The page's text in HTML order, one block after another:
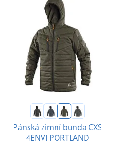
Pánská zimní bunda CXS
4ENVI PORTLAND